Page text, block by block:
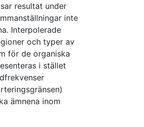
resultat under
inte
Interpolerade
och typer av
för de organiska
i stället
ämnena inom